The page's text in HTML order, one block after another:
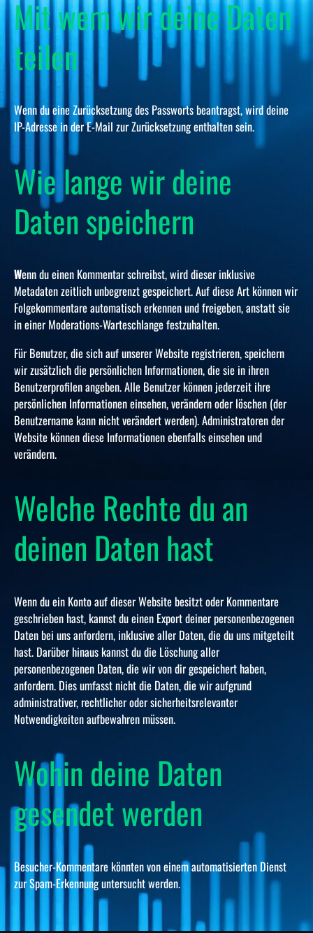
Mit wem wir deine Daten
teilen
Wenn du eine Zurücksetzung des Passworts beantragst, wird deine
IP-Adresse in der E-Mail zur Zurücksetzung enthalten sein.
Wie lange wir deine
Daten speichern
Wenn du einen Kommentar schreibst, wird dieser inklusive
Metadaten zeitlich unbegrenzt gespeichert. Auf diese Art können wir
Folgekommentare automatisch erkennen und freigeben, anstatt sie
in einer Moderations-Warteschlange festzuhalten.
Für Benutzer, die sich auf unserer Website registrieren, speichern
wir zusätzlich die persönlichen Informationen, die sie in ihren
Benutzerprofilen angeben. Alle Benutzer können jederzeit ihre
persönlichen Informationen einsehen, verändern oder löschen (der
Benutzername kann nicht verändert werden). Administratoren der
Website können diese Informationen ebenfalls einsehen und
verändern.
Welche Rechte du an
deinen Daten hast
Wenn du ein Konto auf dieser Website besitzt oder Kommentare
geschrieben hast, kannst du einen Export deiner personenbezogenen
Daten bei uns anfordern, inklusive aller Daten, die du uns mitgeteilt
hast. Darüber hinaus kannst du die Löschung aller
personenbezogenen Daten, die wir von dir gespeichert haben,
anfordern. Dies umfasst nicht die Daten, die wir aufgrund
administrativer, rechtlicher oder sicherheitsrelevanter
Notwendigkeiten aufbewahren müssen.
Wohin deine Daten
gesendet werden
Besucher-Kommentare könnten von einem automatisierten Dienst
zur Spam-Erkennung untersucht werden.